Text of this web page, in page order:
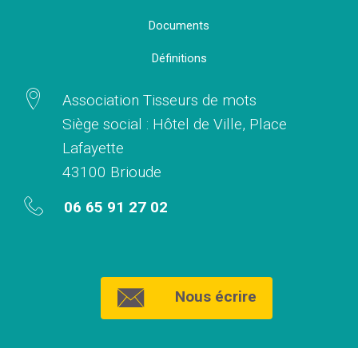
Documents
Définitions
Association Tisseurs de mots
Siège social : Hôtel de Ville, Place
Lafayette
43100 Brioude
06 65 91 27 02
Nous écrire